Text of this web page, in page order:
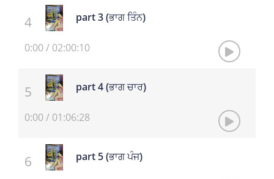
part 3 (ਭਾਗ ਤਿੰਨ)
0:00/ 02:00:10
part 4 (ਭਾਗ ਚਾਰ)
0:00/ 01:06:28
part 5 (ਭਾਗ ਪੰਜ)